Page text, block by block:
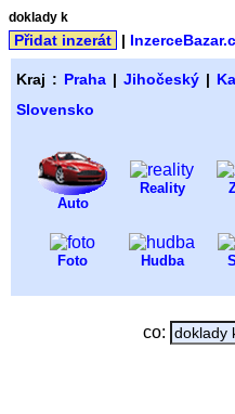
doklady k
Přidat inzerát |
Kraj : Praha| Jihočeský|
Slovensko
Auto
Reality
Foto Hudba
co: